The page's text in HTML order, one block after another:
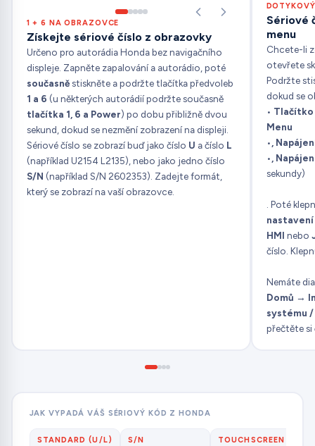
1 + 6 NA OBRAZOVCE
Získejte sériové číslo z obrazovky
Určeno pro autorádia Honda bez navigačního
displeje. Zapněte zapalování a autorádio, poté
současněstiskněte a podržte tlačítka předvoleb
1 a 6 (u některých autorádií podržte současně
tlačítka 1, 6 a Power) po dobu přibližně dvou
sekund, dokud se nezmění zobrazení na displeji.
Sériové číslo se zobrazí buď jako číslo U a číslo L
(například U2154 L2135), nebo jako jedno číslo
S/N (například S/N 2602353). Zadejte formát,
který se zobrazí na vaší obrazovce.
Sériové
menu
Chcete-li
otevřete
Podržte
dokud se
• Tlačítko
Menu
• ,
• ,
sekundy)
. Poté
nastavení
HMI nebo
číslo.
Nemáte
Domů →
systému
přečtěte si
JAK VYPADÁ VÁŠ SÉRIOVÝ KÓD Z HONDA
STANDARD (U/L) S/N TOUCHSCREEN